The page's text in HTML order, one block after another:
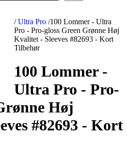
/ Ultra Pro /100 Lommer - Ultra
Pro - Pro-gloss Green Grønne Høj
Kvalitet - Sleeves #82693 - Kort
Tilbehør
100 Lommer -
Ultra Pro - Pro-
Høj
#82693 - Kort